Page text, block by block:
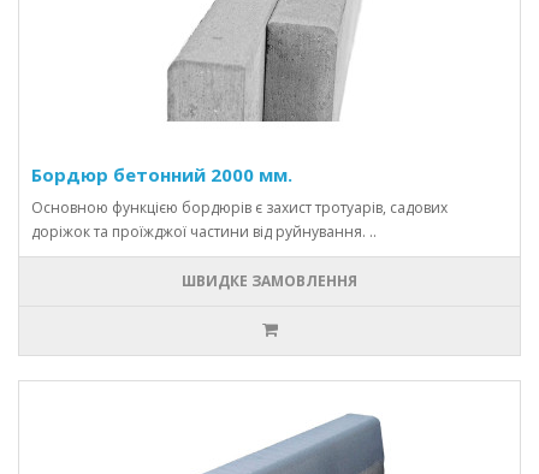
Бордюр бетонний 2000 мм.
Основною функцією бордюрів є захист тротуарів, садових
доріжок та проїжджої частини від руйнування. ..
ШВИДКЕ ЗАМОВЛЕННЯ